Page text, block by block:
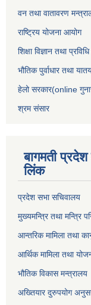
वन तथा वातावरण
राष्ट्रिय योजना आयोग
शिक्षा विज्ञान तथा
भौतिक पुर्वाधार तथा
हेलो सरकार(online
श्रम संसार
बागमती प्रदेश
लिंक
प्रदेश सभा सचिवालय
मुख्यमन्त्रि तथा मन्त्रि
आन्तरिक मामिला तथा
आर्थिक मामिला तथा
भौतिक विकास मन्त्रालय
अख्तियार दुरुपयोग